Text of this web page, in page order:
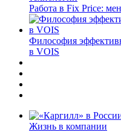
Работа в Fix Price:
Философия
в VOIS
Жизнь в компании